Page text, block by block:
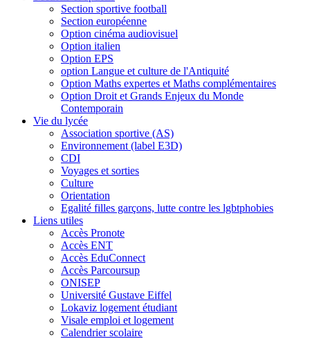
Section sportive football
Section européenne
Option cinéma audiovisuel
Option italien
Option EPS
option Langue et culture de l'Antiquité
Option Maths expertes et Maths complémentaires
Option Droit et Grands Enjeux du Monde
Contemporain
Vie du lycée
Association sportive (AS)
Environnement (label E3D)
CDI
Voyages et sorties
Culture
Orientation
Egalité filles garçons, lutte contre les lgbtphobies
Liens utiles
Accès Pronote
Accès ENT
Accès EduConnect
Accès Parcoursup
ONISEP
Université Gustave Eiffel
Lokaviz logement étudiant
Visale emploi et logement
Calendrier scolaire